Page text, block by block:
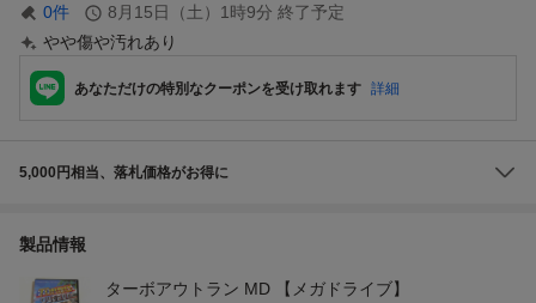
0件 8月15日（土）1時9分 終了予定
やや傷や汚れあり
あなただけの特別なクーポンを受け取れます 詳細
5,000円相当、落札価格がお得に
製品情報
ターボアウトラン MD 【メガドライブ】